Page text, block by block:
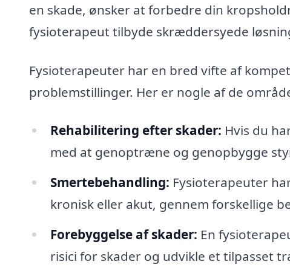
en skade, ønsker at forbedre din
fysioterapeut tilbyde skræddersyede
Fysioterapeuter har en bred vifte af
problemstillinger. Her er nogle af de
Rehabilitering efter skader: Hvis du
med at genoptræne og genopbygge
Smertebehandling: Fysioterapeuter
kronisk eller akut, gennem forskellige
Forebyggelse af skader: En
risici for skader og udvikle et tilpasset